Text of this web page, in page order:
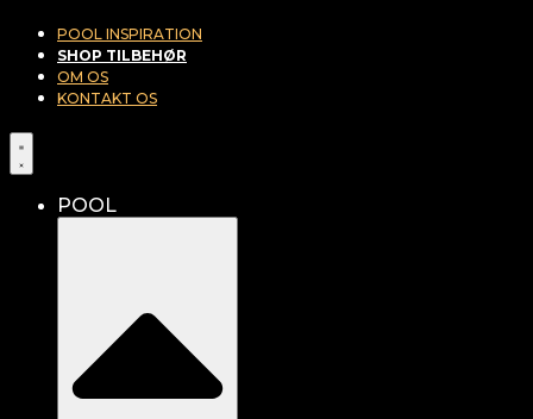
POOL INSPIRATION
SHOP TILBEHØR
OM OS
KONTAKT OS
POOL